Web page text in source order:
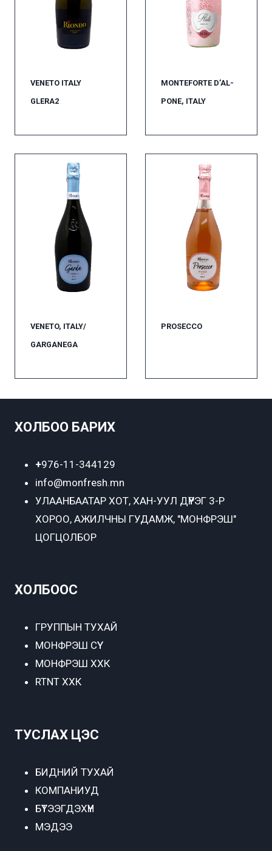
VENETO ITALY
GLERA2
MONTEFORTE D’AL-
PONE, ITALY
VENETO, ITALY/
GARGANEGA
PROSECCO
ХОЛБОО БАРИХ
+976-11-344129
info@monfresh.mn
УЛААНБААТАР ХОТ, ХАН-УУЛ ДҮҮРЭГ 3-Р
ХОРОО, АЖИЛЧНЫ ГУДАМЖ, "МОНФРЭШ"
ЦОГЦОЛБОР
ХОЛБООС
ГРУППЫН ТУХАЙ
МОНФРЭШ СҮҮ
МОНФРЭШ ХХК
RTNT ХХК
ТУСЛАХ ЦЭС
БИДНИЙ ТУХАЙ
КОМПАНИУД
БҮТЭЭГДЭХҮҮН
МЭДЭЭ